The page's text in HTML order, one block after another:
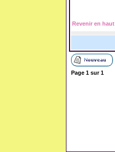
Revenir en haut
Page 1sur1